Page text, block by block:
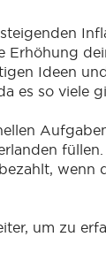
Ideen
es so viele
wenn
um zu